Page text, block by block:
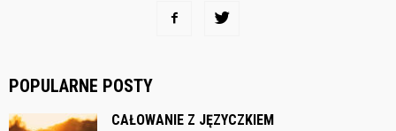
POPULARNE POSTY
CAŁOWANIE Z JĘZYCZKIEM